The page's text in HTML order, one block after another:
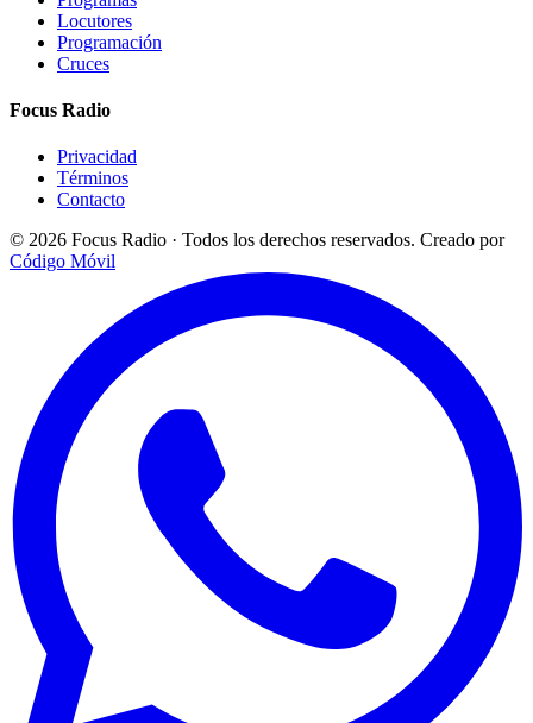
Locutores
Programación
Cruces
Focus Radio
Privacidad
Términos
Contacto
© 2026 Focus Radio · Todos los derechos reservados. Creado por
Código Móvil